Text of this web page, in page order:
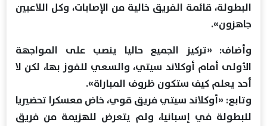
البطولة، قائمة الفريق خالية من الإصابات، وكل اللاعبين
جاهزون».
وأضاف: «تركيز الجميع حاليا ينصب على المواجهة
الأولى أمام أوكلاند سيتي، والسعي للفوز بها، لكن لا
أحد يعلم كيف ستكون ظروف المباراة».
وتابع: «أوكلاند سيتي فريق قوي، خاض معسكرا تحضيريا
للبطولة في إسبانيا، ولم يتعرض للهزيمة من فريق